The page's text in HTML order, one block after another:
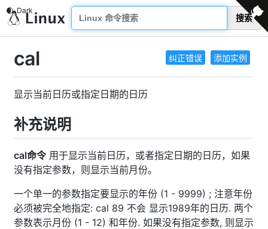
搜索
纠正错误 添加实例
cal
显示当前日历或指定日期的日历
补充说明
cal命令用于显示当前日历，或者指定日期的日历，如果
没有指定参数，则显示当前月份。
一个单一的参数指定要显示的年份 (1 - 9999) ; 注意年份
必须被完全地指定: cal 89 不会 显示1989年的日历. 两个
参数表示月份 (1 - 12) 和年份. 如果没有指定参数, 则显示